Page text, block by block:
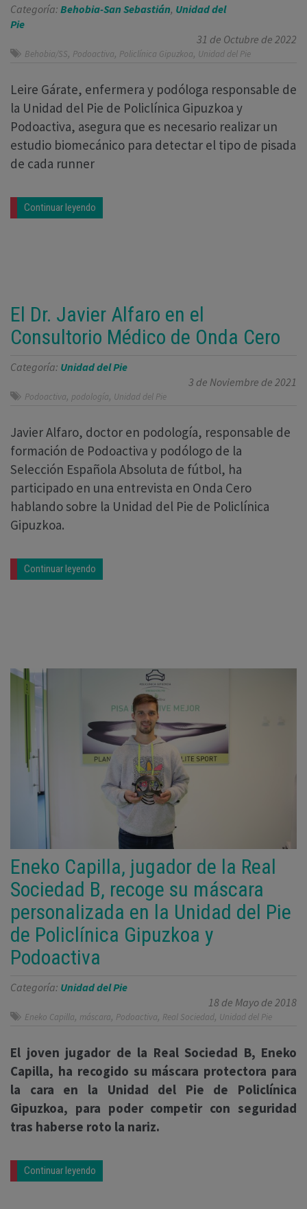
Categoría: Behobia-San Sebastián, Unidad del
Pie
31 de Octubre de 2022
Behobia/SS, Podoactiva, Policlínica Gipuzkoa, Unidad del Pie
Leire Gárate, enfermera y podóloga responsable de
la Unidad del Pie de Policlínica Gipuzkoa y
Podoactiva, asegura que es necesario realizar un
estudio biomecánico para detectar el tipo de pisada
de cada runner
Continuar leyendo
El Dr. Javier Alfaro en el
Consultorio Médico de Onda Cero
Categoría: Unidad del Pie
3 de Noviembre de 2021
Podoactiva, podología, Unidad del Pie
Javier Alfaro, doctor en podología, responsable de
formación de Podoactiva y podólogo de la
Selección Española Absoluta de fútbol, ha
participado en una entrevista en Onda Cero
hablando sobre la Unidad del Pie de Policlínica
Gipuzkoa.
Continuar leyendo
Eneko Capilla, jugador de la Real
Sociedad B, recoge su máscara
personalizada en la Unidad del Pie
de Policlínica Gipuzkoa y
Podoactiva
Categoría: Unidad del Pie
18 de Mayo de 2018
Eneko Capilla, máscara, Podoactiva, Real Sociedad, Unidad del Pie
El joven jugador de la Real Sociedad B, Eneko
Capilla, ha recogido su máscara protectora para
la cara en la Unidad del Pie de Policlínica
Gipuzkoa, para poder competir con seguridad
tras haberse roto la nariz.
Continuar leyendo